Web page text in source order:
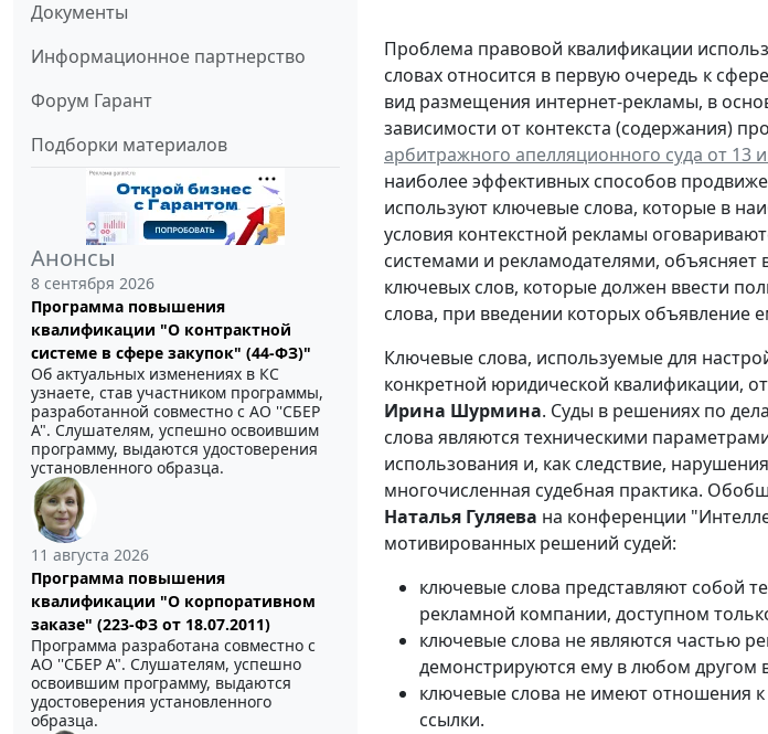
Документы
Информационное партнерство
Форум Гарант
Подборки материалов
Анонсы
8 сентября 2026
Программа повышения
квалификации "О контрактной
системе в сфере закупок" (44-ФЗ)"
Об актуальных изменениях в КС
узнаете, став участником программы,
разработанной совместно с АО ''СБЕР
А". Слушателям, успешно освоившим
программу, выдаются удостоверения
установленного образца.
11 августа 2026
Программа повышения
квалификации "О корпоративном
заказе" (223-ФЗ от 18.07.2011)
Программа разработана совместно с
АО ''СБЕР А". Слушателям, успешно
освоившим программу, выдаются
удостоверения установленного
образца.
Проблема правовой квалификации
словах относится в первую очередь к
вид размещения интернет-рекламы, в
зависимости от контекста (содержания)
арбитражного апелляционного суда от 13
наиболее эффективных способов
используют ключевые слова, которые в
условия контекстной рекламы
системами и рекламодателями, объясняет
ключевых слов, которые должен ввести
слова, при введении которых объявление
Ключевые слова, используемые для
конкретной юридической квалификации,
Ирина Шурмина. Суды в решениях по
слова являются техническими
использования и, как следствие,
многочисленная судебная практика.
Наталья Гуляева на конференции
мотивированных решений судей:
ключевые слова представляют собой
рекламной компании, доступном
ключевые слова не являются частью
демонстрируются ему в любом другом
ключевые слова не имеют отношения
ссылки.